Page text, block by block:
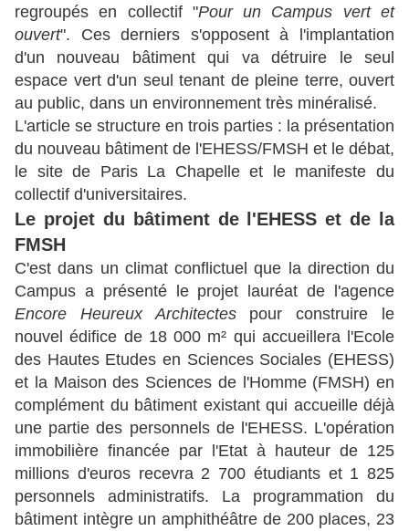
regroupés en collectif "Pour un Campus vert et
ouvert". Ces derniers s'opposent à l'implantation
d'un nouveau bâtiment qui va détruire le seul
espace vert d'un seul tenant de pleine terre, ouvert
au public, dans un environnement très minéralisé.
L'article se structure en trois parties : la présentation
du nouveau bâtiment de l'EHESS/FMSH et le débat,
le site de Paris La Chapelle et le manifeste du
collectif d'universitaires.
Le projet du bâtiment de l'EHESS et de la
FMSH
C'est dans un climat conflictuel que la direction du
Campus a présenté le projet lauréat de l'agence
Encore Heureux Architectespour construire le
nouvel édifice de 18 000 m² qui accueillera l'Ecole
des Hautes Etudes en Sciences Sociales (EHESS)
et la Maison des Sciences de l'Homme (FMSH) en
complément du bâtiment existant qui accueille déjà
une partie des personnels de l'EHESS. L'opération
immobilière financée par l'Etat à hauteur de 125
millions d'euros recevra 2 700 étudiants et 1 825
personnels administratifs. La programmation du
bâtiment intègre un amphithéâtre de 200 places, 23